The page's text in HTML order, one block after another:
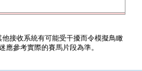
接收系統有可能受干擾而令模擬鳥瞰
參考實際的賽馬片段為準。